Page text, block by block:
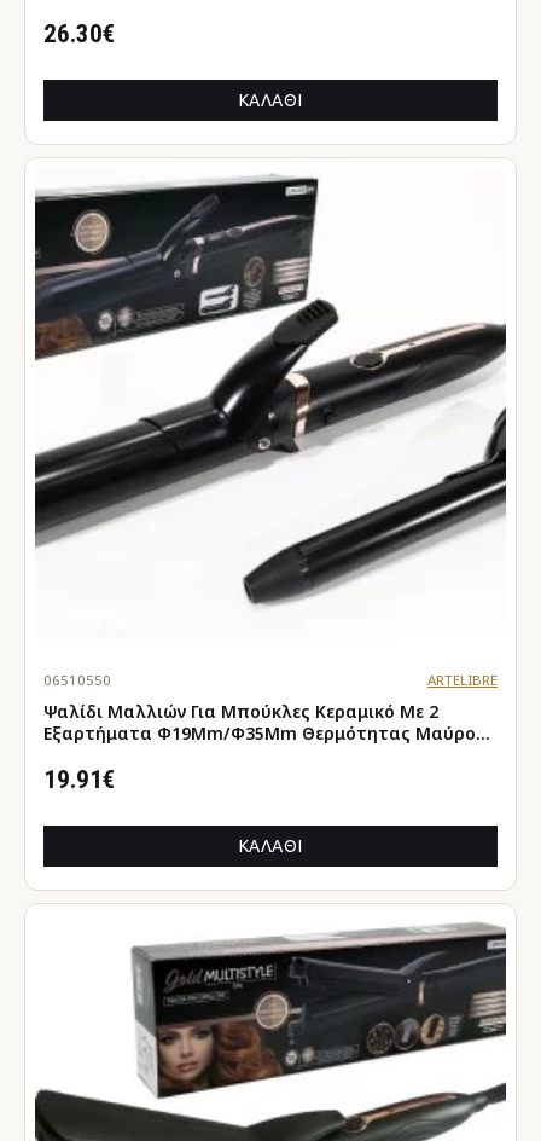
26.30€
ΚΑΛΆΘΙ
06510550 ARTELIBRE
Ψαλίδι Μαλλιών Για Μπούκλες Κεραμικό Με 2
Εξαρτήματα Φ19Mm/Φ35Mm Θερμότητας Μαύρο
19.91€
ΚΑΛΆΘΙ